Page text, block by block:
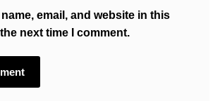
email, and website in this
next time I comment.